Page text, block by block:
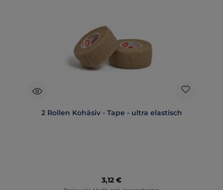
2 Rollen Kohäsiv - Tape - ultra elastisch
Regulärer Preis:
3,12 €